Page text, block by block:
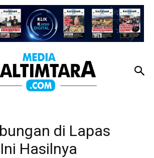
di Lapas
Hasilnya